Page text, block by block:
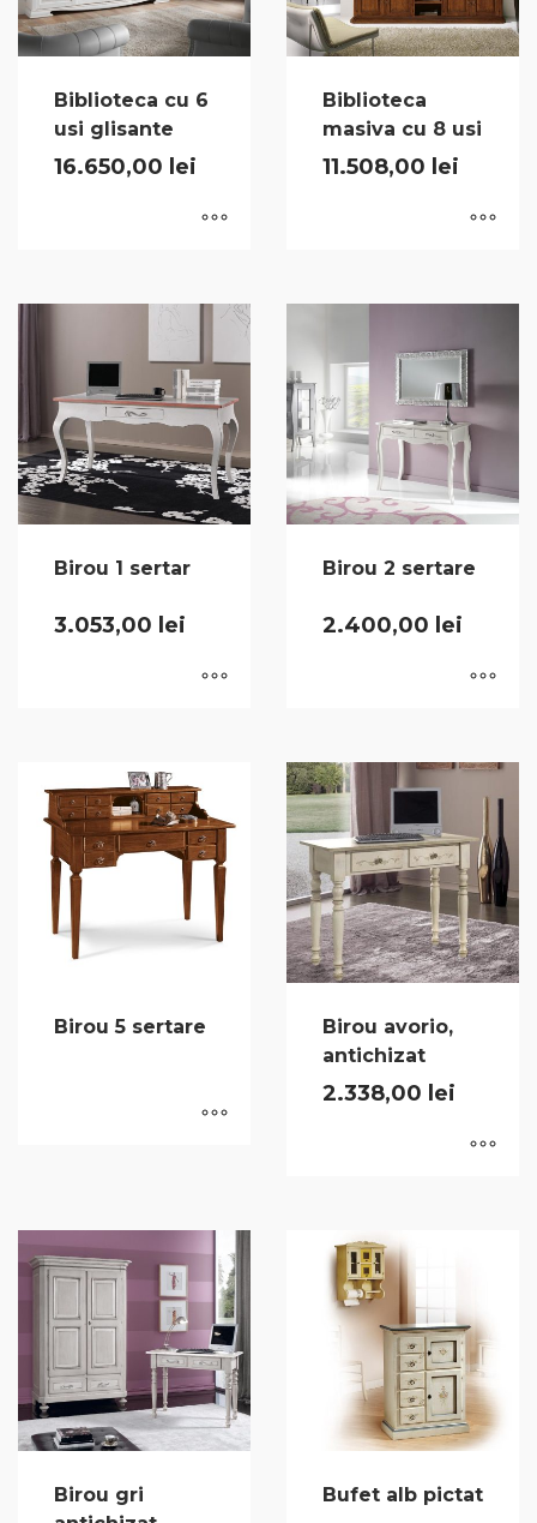
Biblioteca cu 6
usi glisante
16.650,00 lei
Biblioteca
masiva cu 8 usi
11.508,00 lei
Birou 1 sertar
3.053,00 lei
Birou 2 sertare
2.400,00 lei
Birou 5 sertare
Birou avorio,
antichizat
2.338,00 lei
Birou gri
Bufet alb pictat